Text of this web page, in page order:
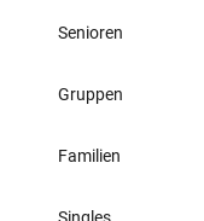
Senioren
Gruppen
Familien
Singles